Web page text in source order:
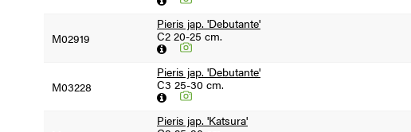
M02919
Pieris jap. 'Debutante'
C2 20-25 cm.
M03228
Pieris jap. 'Debutante'
C3 25-30 cm.
Pieris jap. 'Katsura'